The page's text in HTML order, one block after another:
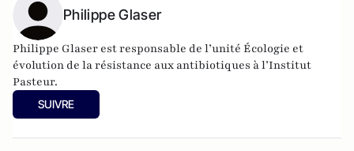
Philippe Glaser
Philippe Glaser est responsable de l’unité Écologie et
évolution de la résistance aux antibiotiques à l’Institut
Pasteur.
SUIVRE